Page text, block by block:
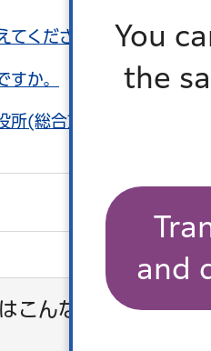
You
the
and
てください。
すか。
所(総合支所)までの案内図
こんなページも見